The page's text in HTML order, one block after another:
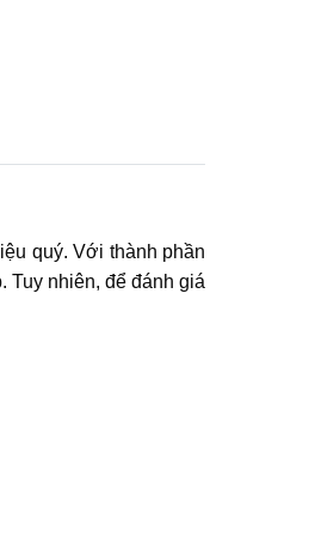
quý. Với thành phần
Tuy nhiên, để đánh giá